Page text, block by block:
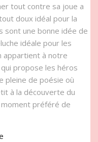
tout contre sa joue a
doux idéal pour la
sont une bonne idée de
idéale pour les
appartient à notre
propose les héros
pleine de poésie où
à la découverte du
préféré de